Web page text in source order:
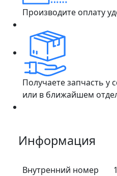
Производите оплату
Получаете запчасть у
или в ближайшем
Информация
Внутренний номер